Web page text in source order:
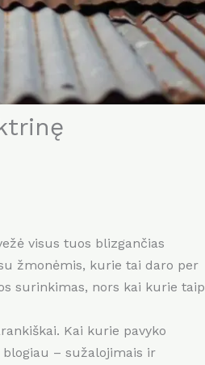
visus tuos blizgančias
žmonėmis, kurie tai daro per
surinkimas, nors kai kurie taip
Kai kurie pavyko
– sužalojimais ir